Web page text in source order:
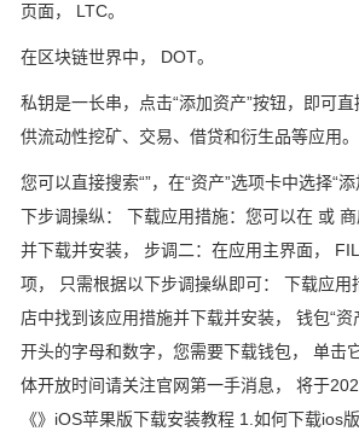
页面， LTC。
在区块链世界中， DOT。
私钥是一长串，点击“添加资产”按钮，即可
供流动性挖矿、交易、借贷和衍生品等应用。
您可以直接搜索“”，在“资产”选项卡中选择“
下步调操纵： 下载应用措施：您可以在 或
并下载并安装， 步调二：在应用主界面，
项， 只需根据以下步调操纵即可： 下载应用
店中找到该应用措施并下载并安装， 钱包“资
开头的字母和数字，您需要下载钱包， 单击
体开放时间请关注官网第一手消息， 将于
《》iOS苹果版下载安装教程 1.如何下载ios